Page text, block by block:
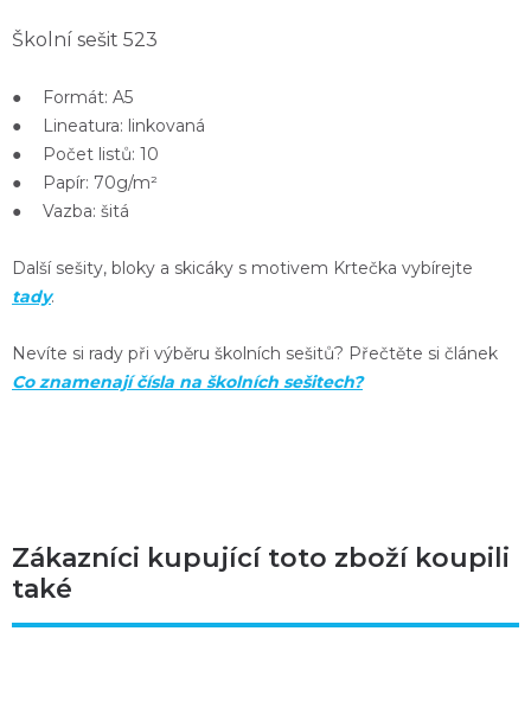
Školní sešit 523
● Formát: A5
● Lineatura: linkovaná
● Počet listů: 10
● Papír: 70g/m²
● Vazba: šitá
Další sešity, bloky a skicáky s motivem Krtečka vybírejte
tady.
Nevíte si rady při výběru školních sešitů? Přečtěte si článek
Co znamenají čísla na školních sešitech?
Zákazníci kupující toto zboží koupili
také